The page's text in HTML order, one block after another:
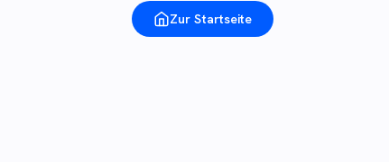
Zur Startseite